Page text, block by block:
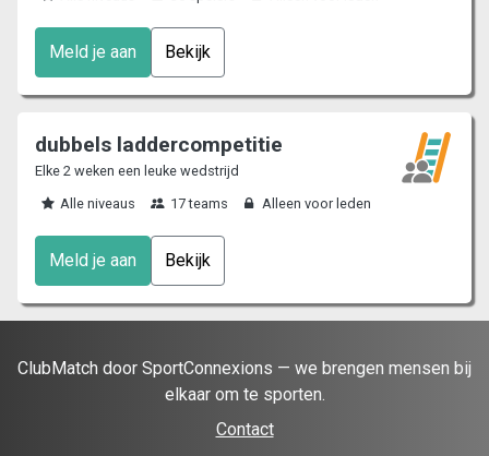
Meld je aan Bekijk
dubbels laddercompetitie
Elke 2 weken een leuke wedstrijd
Alle niveaus
17 teams Alleen voor leden
Meld je aan Bekijk
ClubMatch door SportConnexions — we brengen mensen bij
elkaar om te sporten.
Contact